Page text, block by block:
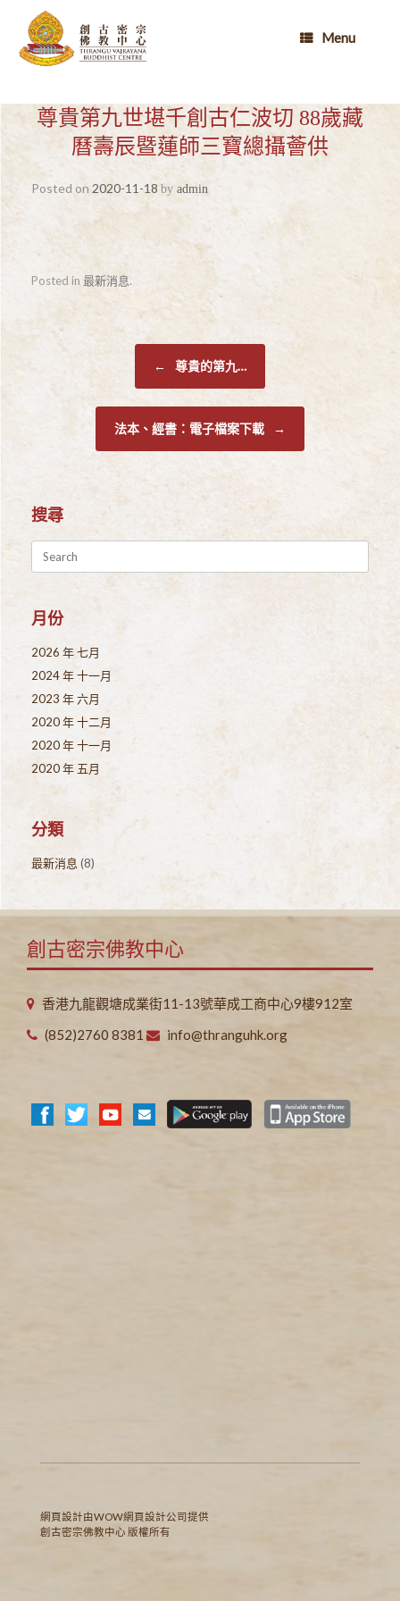
content
Menu
尊貴第九世堪千創古仁波切 88歲藏
曆壽辰暨蓮師三寶總攝薈供
Posted on 2020-11-18 by admin
Posted in 最新消息.
Post navigation
← 尊貴的第九…
法本、經書：電子檔案下載 →
搜尋
Search
for:
月份
2026 年 七月
2024 年 十一月
2023 年 六月
2020 年 十二月
2020 年 十一月
2020 年 五月
分類
最新消息 (8)
創古密宗佛教中心
香港九龍觀塘成業街11-13號華成工商中心9樓912室
(852)2760 8381
info@thranguhk.org
網頁設計由WOW網頁設計公司提供
創古密宗佛教中心 版權所有